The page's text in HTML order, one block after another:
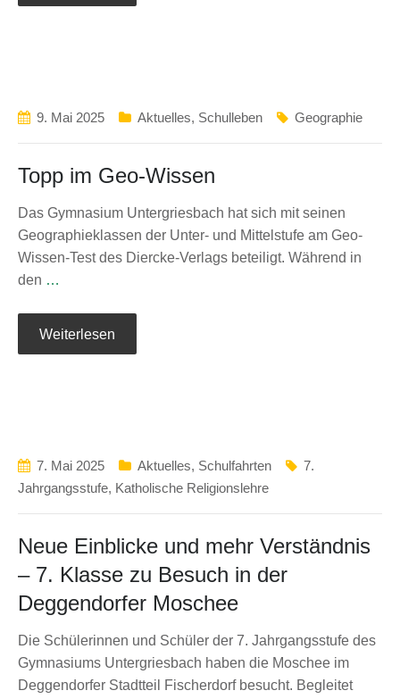
9. Mai 2025 Aktuelles, Schulleben Geographie
Topp im Geo-Wissen
Das Gymnasium Untergriesbach hat sich mit seinen
Geographieklassen der Unter- und Mittelstufe am Geo-
Wissen-Test des Diercke-Verlags beteiligt. Während in
den …
Weiterlesen
7. Mai 2025 Aktuelles, Schulfahrten
7.
Jahrgangsstufe, Katholische Religionslehre
Neue Einblicke und mehr Verständnis
– 7. Klasse zu Besuch in der
Deggendorfer Moschee
Die Schülerinnen und Schüler der 7. Jahrgangsstufe des
Gymnasiums Untergriesbach haben die Moschee im
Deggendorfer Stadtteil Fischerdorf besucht. Begleitet